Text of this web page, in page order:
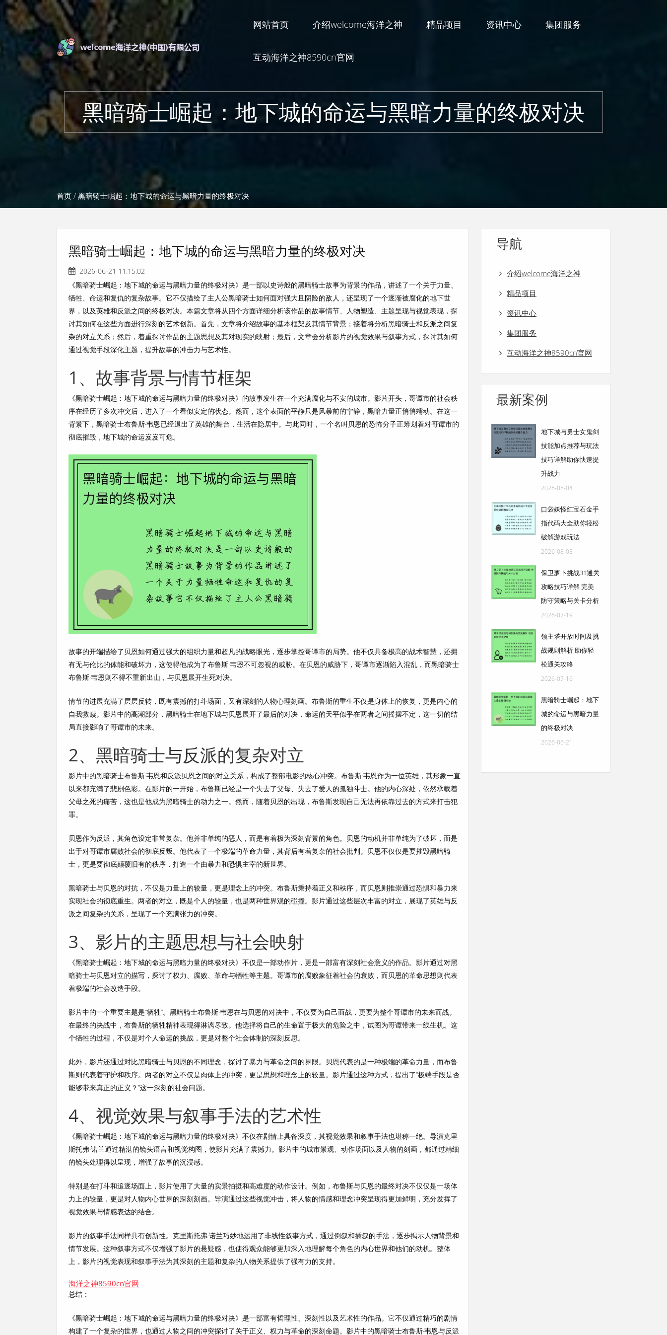
网站首页 介绍welcome海洋之神 精品项目 资讯中心 集团服务
互动海洋之神8590cn官网
黑暗骑士崛起：地下城的命运与黑暗力量的终极对决
首页 / 黑暗骑士崛起：地下城的命运与黑暗力量的终极对决
黑暗骑士崛起：地下城的命运与黑暗力量的终极对决
2026-06-21 11:15:02
《黑暗骑士崛起：地下城的命运与黑暗力量的终极对决》是一部以史诗般的黑暗骑士故事为背景的作品，讲述了一个关于力量、
牺牲、命运和复仇的复杂故事。它不仅描绘了主人公黑暗骑士如何面对强大且阴险的敌人，还呈现了一个逐渐被腐化的地下世
界，以及英雄和反派之间的终极对决。本篇文章将从四个方面详细分析该作品的故事情节、人物塑造、主题呈现与视觉表现，探
讨其如何在这些方面进行深刻的艺术创新。首先，文章将介绍故事的基本框架及其情节背景；接着将分析黑暗骑士和反派之间复
杂的对立关系；然后，着重探讨作品的主题思想及其对现实的映射；最后，文章会分析影片的视觉效果与叙事方式，探讨其如何
通过视觉手段深化主题，提升故事的冲击力与艺术性。
1、故事背景与情节框架
《黑暗骑士崛起：地下城的命运与黑暗力量的终极对决》的故事发生在一个充满腐化与不安的城市。影片开头，哥谭市的社会秩
序在经历了多次冲突后，进入了一个看似安定的状态。然而，这个表面的平静只是风暴前的宁静，黑暗力量正悄悄蠕动。在这一
背景下，黑暗骑士布鲁斯·韦恩已经退出了英雄的舞台，生活在隐居中。与此同时，一个名叫贝恩的恐怖分子正筹划着对哥谭市的
彻底摧毁，地下城的命运岌岌可危。
故事的开端描绘了贝恩如何通过强大的组织力量和超凡的战略眼光，逐步掌控哥谭市的局势。他不仅具备极高的战术智慧，还拥
有无与伦比的体能和破坏力，这使得他成为了布鲁斯·韦恩不可忽视的威胁。在贝恩的威胁下，哥谭市逐渐陷入混乱，而黑暗骑士
布鲁斯·韦恩则不得不重新出山，与贝恩展开生死对决。
情节的进展充满了层层反转，既有震撼的打斗场面，又有深刻的人物心理刻画。布鲁斯的重生不仅是身体上的恢复，更是内心的
自我救赎。影片中的高潮部分，黑暗骑士在地下城与贝恩展开了最后的对决，命运的天平似乎在两者之间摇摆不定，这一切的结
局直接影响了哥谭市的未来。
2、黑暗骑士与反派的复杂对立
影片中的黑暗骑士布鲁斯·韦恩和反派贝恩之间的对立关系，构成了整部电影的核心冲突。布鲁斯·韦恩作为一位英雄，其形象一直
以来都充满了悲剧色彩。在影片的一开始，布鲁斯已经是一个失去了父母、失去了爱人的孤独斗士。他的内心深处，依然承载着
父母之死的痛苦，这也是他成为黑暗骑士的动力之一。然而，随着贝恩的出现，布鲁斯发现自己无法再依靠过去的方式来打击犯
罪。
贝恩作为反派，其角色设定非常复杂。他并非单纯的恶人，而是有着极为深刻背景的角色。贝恩的动机并非单纯为了破坏，而是
出于对哥谭市腐败社会的彻底反叛。他代表了一个极端的革命力量，其背后有着复杂的社会批判。贝恩不仅仅是要摧毁黑暗骑
士，更是要彻底颠覆旧有的秩序，打造一个由暴力和恐惧主宰的新世界。
黑暗骑士与贝恩的对抗，不仅是力量上的较量，更是理念上的冲突。布鲁斯秉持着正义和秩序，而贝恩则推崇通过恐惧和暴力来
实现社会的彻底重生。两者的对立，既是个人的较量，也是两种世界观的碰撞。影片通过这些层次丰富的对立，展现了英雄与反
派之间复杂的关系，呈现了一个充满张力的冲突。
3、影片的主题思想与社会映射
《黑暗骑士崛起：地下城的命运与黑暗力量的终极对决》不仅是一部动作片，更是一部富有深刻社会意义的作品。影片通过对黑
暗骑士与贝恩对立的描写，探讨了权力、腐败、革命与牺牲等主题。哥谭市的腐败象征着社会的衰败，而贝恩的革命思想则代表
着极端的社会改造手段。
影片中的一个重要主题是“牺牲”。黑暗骑士布鲁斯·韦恩在与贝恩的对决中，不仅要为自己而战，更要为整个哥谭市的未来而战。
在最终的决战中，布鲁斯的牺牲精神表现得淋漓尽致。他选择将自己的生命置于极大的危险之中，试图为哥谭带来一线生机。这
个牺牲的过程，不仅是对个人命运的挑战，更是对整个社会体制的深刻反思。
此外，影片还通过对比黑暗骑士与贝恩的不同理念，探讨了暴力与革命之间的界限。贝恩代表的是一种极端的革命力量，而布鲁
斯则代表着守护和秩序。两者的对立不仅是肉体上的冲突，更是思想和理念上的较量。影片通过这种方式，提出了“极端手段是否
能够带来真正的正义？”这一深刻的社会问题。
4、视觉效果与叙事手法的艺术性
《黑暗骑士崛起：地下城的命运与黑暗力量的终极对决》不仅在剧情上具备深度，其视觉效果和叙事手法也堪称一绝。导演克里
斯托弗·诺兰通过精湛的镜头语言和视觉构图，使影片充满了震撼力。影片中的城市景观、动作场面以及人物的刻画，都通过精细
的镜头处理得以呈现，增强了故事的沉浸感。
特别是在打斗和追逐场面上，影片使用了大量的实景拍摄和高难度的动作设计。例如，布鲁斯与贝恩的最终对决不仅仅是一场体
力上的较量，更是对人物内心世界的深刻刻画。导演通过这些视觉冲击，将人物的情感和理念冲突呈现得更加鲜明，充分发挥了
视觉效果与情感表达的结合。
影片的叙事手法同样具有创新性。克里斯托弗·诺兰巧妙地运用了非线性叙事方式，通过倒叙和插叙的手法，逐步揭示人物背景和
情节发展。这种叙事方式不仅增强了影片的悬疑感，也使得观众能够更加深入地理解每个角色的内心世界和他们的动机。整体
上，影片的视觉表现和叙事手法为其深刻的主题和复杂的人物关系提供了强有力的支持。
海洋之神8590cn官网
总结：
《黑暗骑士崛起：地下城的命运与黑暗力量的终极对决》是一部富有哲理性、深刻性以及艺术性的作品。它不仅通过精巧的剧情
构建了一个复杂的世界，也通过人物之间的冲突探讨了关于正义、权力与革命的深刻命题。影片中的黑暗骑士布鲁斯·韦恩与反派
导航
介绍welcome海洋之神
精品项目
资讯中心
集团服务
互动海洋之神8590cn官网
最新案例
地下城与勇士女鬼剑
技能加点推荐与玩法
技巧详解助你快速提
升战力
2026-08-04
口袋妖怪红宝石金手
指代码大全助你轻松
破解游戏玩法
2026-08-03
保卫萝卜挑战31通关
攻略技巧详解 完美
防守策略与关卡分析
2026-07-19
领主塔开放时间及挑
战规则解析 助你轻
松通关攻略
2026-07-16
黑暗骑士崛起：地下
城的命运与黑暗力量
的终极对决
2026-06-21